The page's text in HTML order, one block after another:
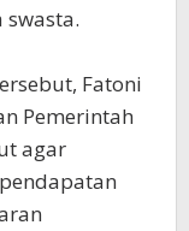
Fatoni
Pemerintah
agar